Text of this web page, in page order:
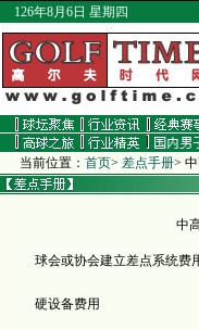
126年8月6日 星期四
当前位置： 首页> 差点手册>
中
球会或协会建立差点系统费
硬设备费用